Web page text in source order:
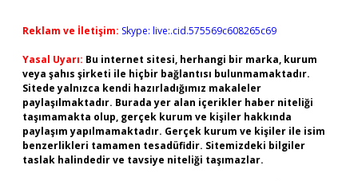
Reklam ve İletişim: Skype: live:.cid.575569c608265c69
Yasal Uyarı: Bu internet sitesi, herhangi bir marka, kurum
veya şahıs şirketi ile hiçbir bağlantısı bulunmamaktadır.
Sitede yalnızca kendi hazırladığımız makaleler
paylaşılmaktadır. Burada yer alan içerikler haber niteliği
taşımamakta olup, gerçek kurum ve kişiler hakkında
paylaşım yapılmamaktadır. Gerçek kurum ve kişiler ile isim
benzerlikleri tamamen tesadüfidir. Sitemizdeki bilgiler
taslak halindedir ve tavsiye niteliği taşımazlar.